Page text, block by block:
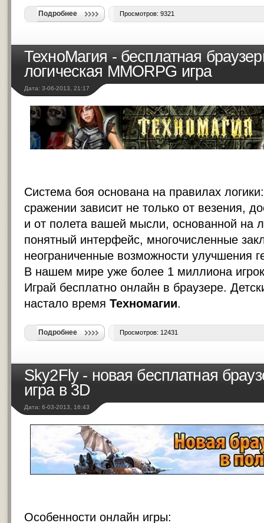
Подробнее Просмотров: 9321
ТехноМагия - бесплатная
логическая MMORPG игра
Дата: 3-06-2013, 21:17
Система боя основана на правилах
сражении зависит не только от везения,
и от полета вашей мысли, основанной на
понятный интерфейс, многочисленные
неограниченные возможности улучшения
В нашем мире уже более 1 миллиона
Играй бесплатно онлайн в браузере.
настало время Техномагии.
Подробнее Просмотров: 12431
Sky2Fly - новая бесплатная
игра в 3D
Дата: 6-03-2013, 16:43
Особенности онлайн игры: